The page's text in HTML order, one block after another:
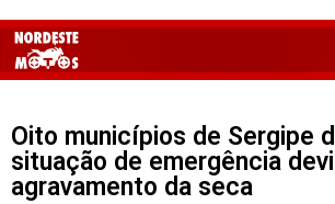
Oito municípios de Sergipe
situação de emergência
agravamento da seca